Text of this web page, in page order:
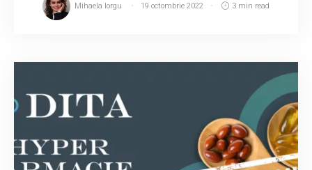
Mihaela Iorgu 19 octombrie 2022 3 min read